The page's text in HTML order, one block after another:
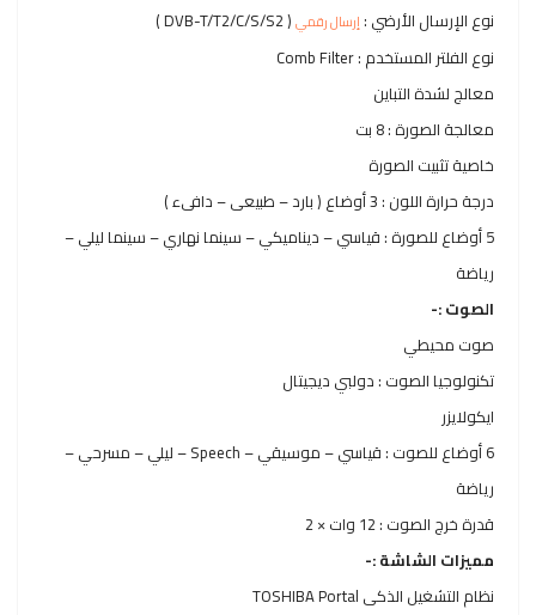
نوع الإرسال الأرضي : إرسال رقمي ( DVB-T/T2/C/S/S2 )
نوع الفلتر المستخدم : Comb Filter
معالج لشدة التباين
معالجة الصورة : 8 بت
خاصية تثبيت الصورة
درجة حرارة اللون : 3 أوضاع ( بارد – طبيعى – دافىء )
5 أوضاع للصورة : قياسي – ديناميكي – سينما نهاري – سينما ليلي –
رياضة
الصوت :-
صوت محيطي
تكنولوجيا الصوت : دولبي ديجيتال
ايكولايزر
6 أوضاع للصوت : قياسي – موسيقي – Speech – ليلي – مسرحي –
رياضة
قدرة خرج الصوت : 12 وات × 2
مميزات الشاشة :-
نظام التشغيل الذكى TOSHIBA Portal